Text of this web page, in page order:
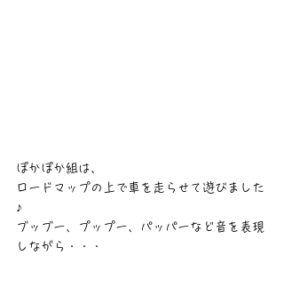
ぽかぽか組は、
ロードマップの上で車を走らせて遊びました
♪
ブッブー、プップー、パッパーなど音を表現
しながら・・・